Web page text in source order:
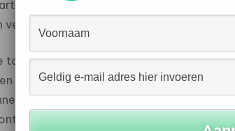
Daarbij werd niet alleen de nieuwe
bedrijfspand
is onderdeel van een bredere
Reizen de afgelopen jaren in de
energieopslag en slimme
die mede door netcongestie